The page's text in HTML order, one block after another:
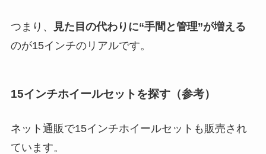
つまり、
見た目の代わりに“手間と管理”が増える
のが15インチのリアルです。
15インチホイールセットを探す（参考）
ネット通販で15インチホイールセットも販売され
ています。